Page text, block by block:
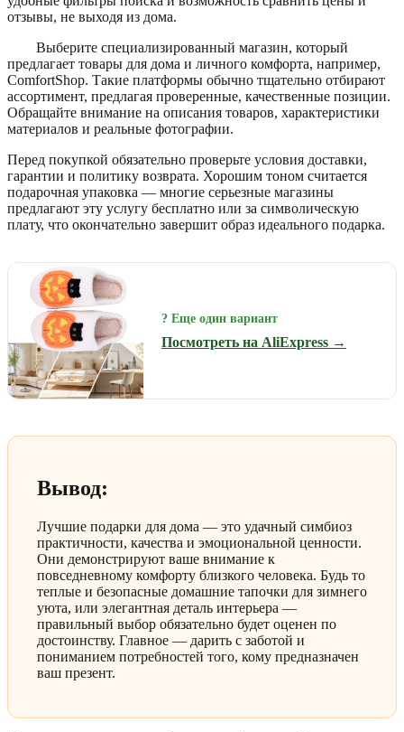
отзывы, не выходя из дома.
Выберите специализированный магазин, который
предлагает товары для дома и личного комфорта, например,
ComfortShop. Такие платформы обычно тщательно отбирают
ассортимент, предлагая проверенные, качественные позиции.
Обращайте внимание на описания товаров, характеристики
материалов и реальные фотографии.
Перед покупкой обязательно проверьте условия доставки,
гарантии и политику возврата. Хорошим тоном считается
подарочная упаковка — многие серьезные магазины
предлагают эту услугу бесплатно или за символическую
плату, что окончательно завершит образ идеального подарка.
? Еще один вариант
Посмотреть на AliExpress →
Вывод:
Лучшие подарки для дома — это удачный симбиоз
практичности, качества и эмоциональной ценности.
Они демонстрируют ваше внимание к
повседневному комфорту близкого человека. Будь то
теплые и безопасные домашние тапочки для зимнего
уюта, или элегантная деталь интерьера —
правильный выбор обязательно будет оценен по
достоинству. Главное — дарить с заботой и
пониманием потребностей того, кому предназначен
ваш презент.